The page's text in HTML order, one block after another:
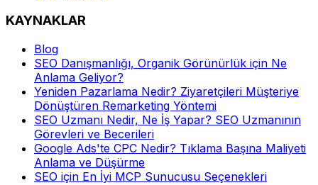
KAYNAKLAR
Blog
SEO Danışmanlığı, Organik Görünürlük için Ne
Anlama Geliyor?
Yeniden Pazarlama Nedir? Ziyaretçileri Müşteriye
Dönüştüren Remarketing Yöntemi
SEO Uzmanı Nedir, Ne İş Yapar? SEO Uzmanının
Görevleri ve Becerileri
Google Ads'te CPC Nedir? Tıklama Başına Maliyeti
Anlama ve Düşürme
SEO için En İyi MCP Sunucusu Seçenekleri